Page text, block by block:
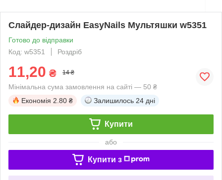
Слайдер-дизайн EasyNails Мультяшки w5351
Готово до відправки
Код: w5351
Роздріб
11,20 ₴ 14 ₴
Мінімальна сума замовлення на сайті — 50 ₴
Економія 2.80 ₴ Залишилось 24 дні
Купити
або
Купити з